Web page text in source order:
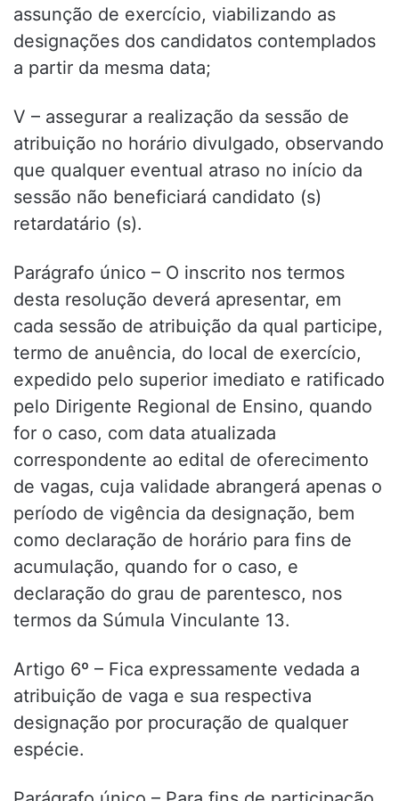
assunção de exercício, viabilizando as
designações dos candidatos contemplados
a partir da mesma data;
V – assegurar a realização da sessão de
atribuição no horário divulgado, observando
que qualquer eventual atraso no início da
sessão não beneficiará candidato (s)
retardatário (s).
Parágrafo único – O inscrito nos termos
desta resolução deverá apresentar, em
cada sessão de atribuição da qual participe,
termo de anuência, do local de exercício,
expedido pelo superior imediato e ratificado
pelo Dirigente Regional de Ensino, quando
for o caso, com data atualizada
correspondente ao edital de oferecimento
de vagas, cuja validade abrangerá apenas o
período de vigência da designação, bem
como declaração de horário para fins de
acumulação, quando for o caso, e
declaração do grau de parentesco, nos
termos da Súmula Vinculante 13.
Artigo 6º – Fica expressamente vedada a
atribuição de vaga e sua respectiva
designação por procuração de qualquer
espécie.